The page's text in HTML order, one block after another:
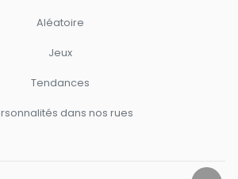
Aléatoire
Jeux
Tendances
dans nos rues